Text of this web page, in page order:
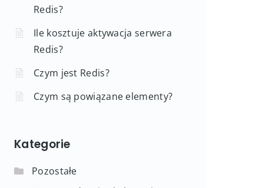
Redis?
Ile kosztuje aktywacja serwera
Redis?
Czym jest Redis?
Czym są powiązane elementy?
Kategorie
Pozostałe